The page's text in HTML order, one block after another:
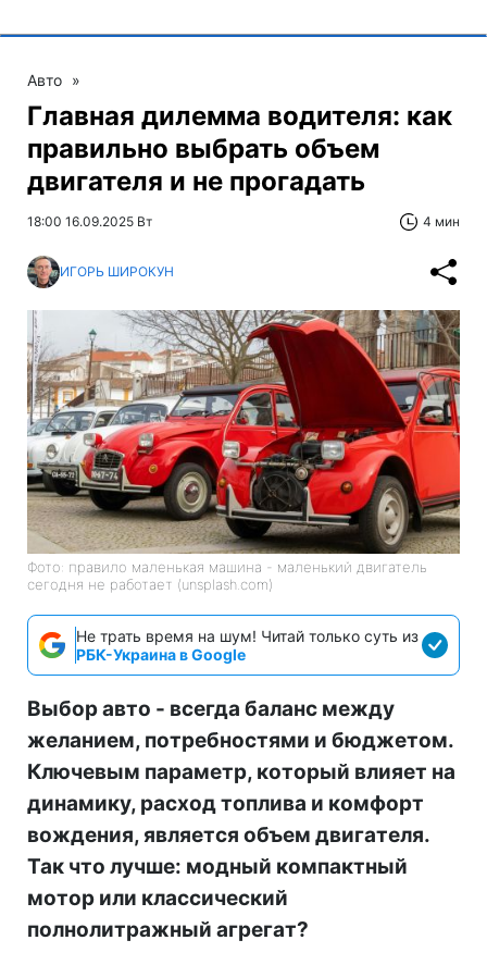
Авто »
Главная дилемма водителя: как
правильно выбрать объем
двигателя и не прогадать
18:00 16.09.2025 Вт 4 мин
ИГОРЬ ШИРОКУН
Фото: правило маленькая машина - маленький двигатель
сегодня не работает (unsplash.com)
Не трать время на шум! Читай только суть из
РБК-Украина в Google
Выбор авто - всегда баланс между
желанием, потребностями и бюджетом.
Ключевым параметр, который влияет на
динамику, расход топлива и комфорт
вождения, является объем двигателя.
Так что лучше: модный компактный
мотор или классический
полнолитражный агрегат?